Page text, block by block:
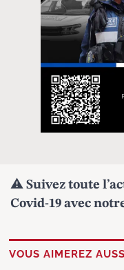
⚠️ Suivez toute
Covid-19 avec
VOUS AIMEREZ